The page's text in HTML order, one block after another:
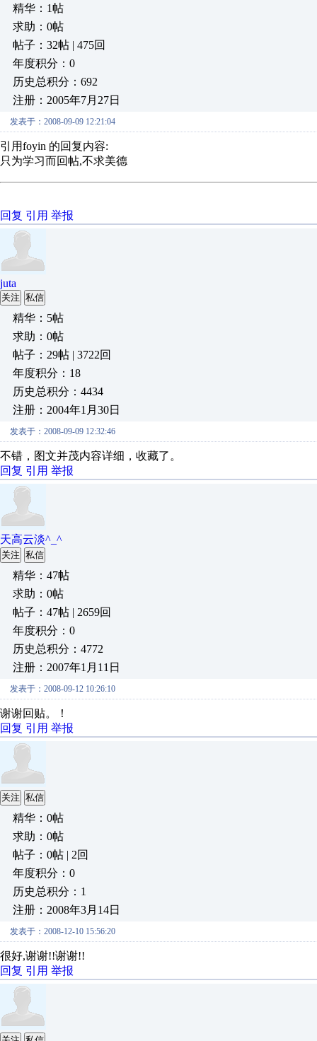
精华：1帖
求助：0帖
帖子：32帖 | 475回
年度积分：0
历史总积分：692
注册：2005年7月27日
发表于：2008-09-09 12:21:04
引用foyin 的回复内容:
只为学习而回帖,不求美德
回复 引用 举报
juta
关注 私信
精华：5帖
求助：0帖
帖子：29帖 | 3722回
年度积分：18
历史总积分：4434
注册：2004年1月30日
发表于：2008-09-09 12:32:46
不错，图文并茂内容详细，收藏了。
回复 引用 举报
天高云淡^_^
关注 私信
精华：47帖
求助：0帖
帖子：47帖 | 2659回
年度积分：0
历史总积分：4772
注册：2007年1月11日
发表于：2008-09-12 10:26:10
谢谢回贴。！
回复 引用 举报
关注 私信
精华：0帖
求助：0帖
帖子：0帖 | 2回
年度积分：0
历史总积分：1
注册：2008年3月14日
发表于：2008-12-10 15:56:20
很好,谢谢!!谢谢!!
回复 引用 举报